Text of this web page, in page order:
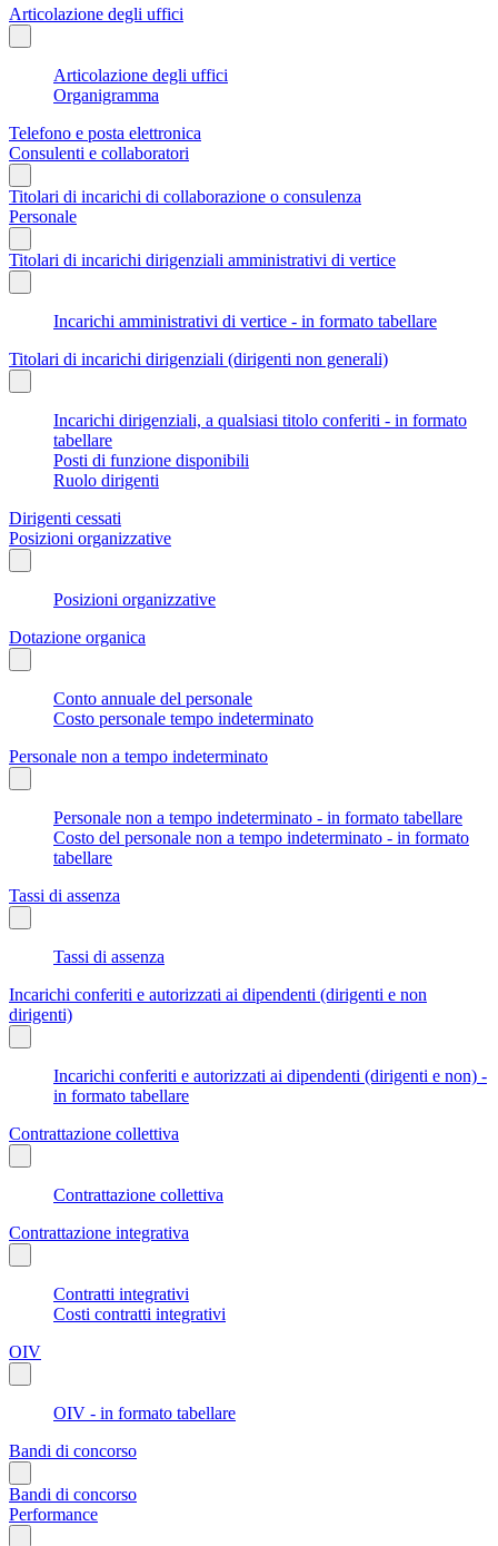
Articolazione degli uffici
Articolazione degli uffici
Organigramma
Telefono e posta elettronica
Consulenti e collaboratori
Titolari di incarichi di collaborazione o consulenza
Personale
Titolari di incarichi dirigenziali amministrativi di vertice
Incarichi amministrativi di vertice - in formato tabellare
Titolari di incarichi dirigenziali (dirigenti non generali)
Incarichi dirigenziali, a qualsiasi titolo conferiti - in formato
tabellare
Posti di funzione disponibili
Ruolo dirigenti
Dirigenti cessati
Posizioni organizzative
Posizioni organizzative
Dotazione organica
Conto annuale del personale
Costo personale tempo indeterminato
Personale non a tempo indeterminato
Personale non a tempo indeterminato - in formato tabellare
Costo del personale non a tempo indeterminato - in formato
tabellare
Tassi di assenza
Tassi di assenza
Incarichi conferiti e autorizzati ai dipendenti (dirigenti e non
dirigenti)
Incarichi conferiti e autorizzati ai dipendenti (dirigenti e non) -
in formato tabellare
Contrattazione collettiva
Contrattazione collettiva
Contrattazione integrativa
Contratti integrativi
Costi contratti integrativi
OIV
OIV - in formato tabellare
Bandi di concorso
Bandi di concorso
Performance